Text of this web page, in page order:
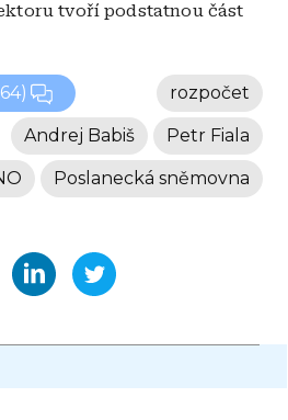
tvoří podstatnou část
rozpočet
Petr Fiala
Andrej Babiš
Poslanecká sněmovna